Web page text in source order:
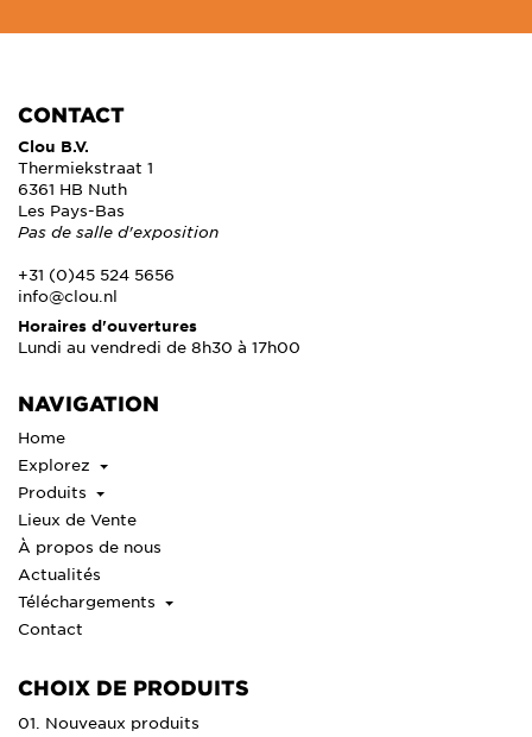
CONTACT
Clou B.V.
Thermiekstraat 1
6361 HB Nuth
Les Pays-Bas
Pas de salle d'exposition
+31 (0)45 524 5656
info@clou.nl
Horaires d'ouvertures
Lundi au vendredi de 8h30 à 17h00
NAVIGATION
Home
Explorez
Produits
Lieux de Vente
À propos de nous
Actualités
Téléchargements
Contact
CHOIX DE PRODUITS
01. Nouveaux produits